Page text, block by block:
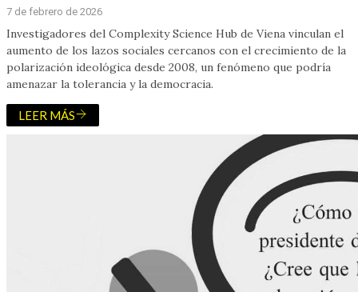
7 de febrero de 2026
Investigadores del Complexity Science Hub de Viena vinculan el
aumento de los lazos sociales cercanos con el crecimiento de la
polarización ideológica desde 2008, un fenómeno que podría
amenazar la tolerancia y la democracia.
LEER MÁS